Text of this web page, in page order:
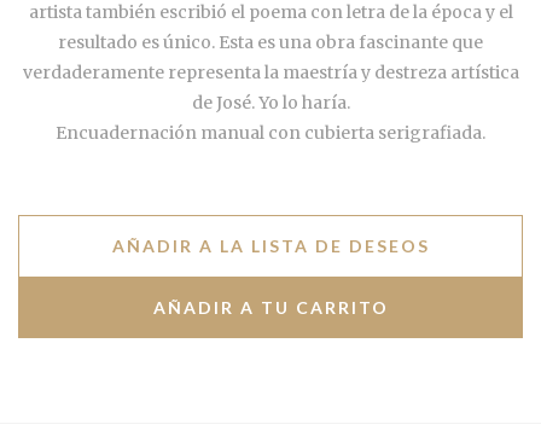
artista también escribió el poema con letra de la época y el
resultado es único. Esta es una obra fascinante que
verdaderamente representa la maestría y destreza artística
de José. Yo lo haría.
Encuadernación manual con cubierta serigrafiada.
AÑADIR A LA LISTA DE DESEOS